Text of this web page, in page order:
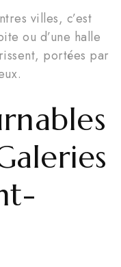
villes, c’est
ou d’une halle
portées par